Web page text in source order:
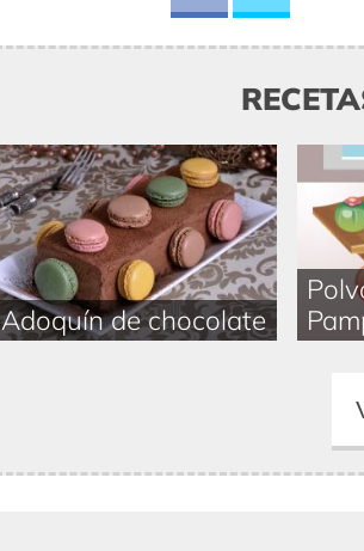
Adoquín de chocolate